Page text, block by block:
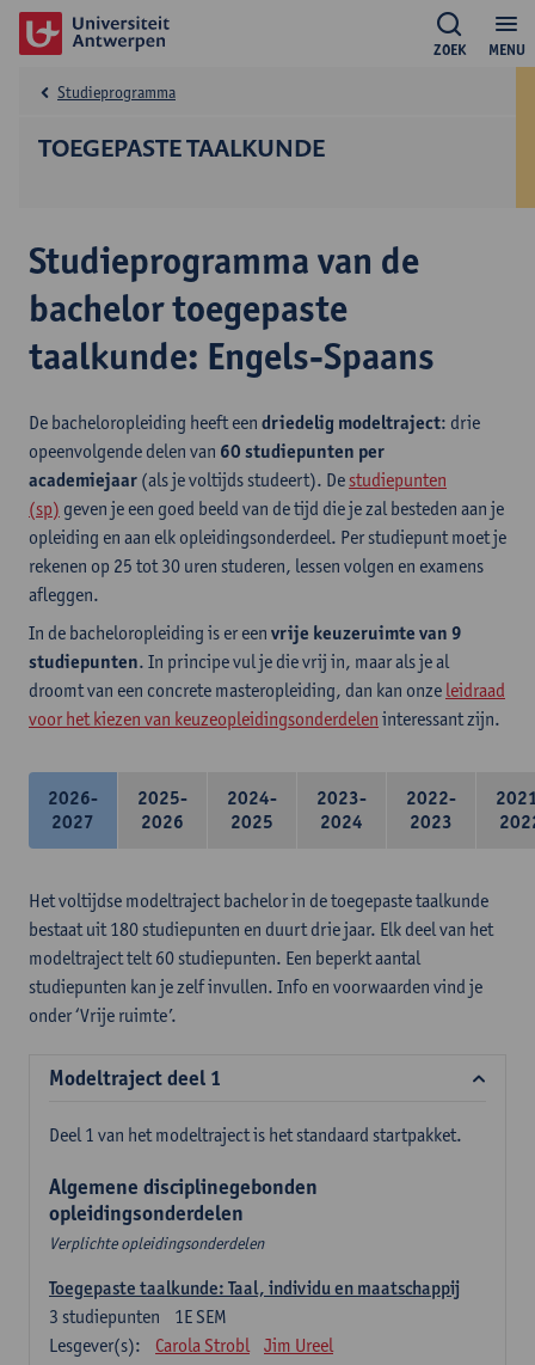
MENU
ZOEK
TOEGEPASTE TAALKUNDE
Studieprogramma
Studieprogramma van de
bachelor toegepaste
taalkunde: Engels-Spaans
De bacheloropleiding heeft een driedelig modeltraject: drie
opeenvolgende delen van 60 studiepunten per
academiejaar (als je voltijds studeert). De studiepunten
(sp) geven je een goed beeld van de tijd die je zal besteden aan je
opleiding en aan elk opleidingsonderdeel. Per studiepunt moet je
rekenen op 25 tot 30 uren studeren, lessen volgen en examens
afleggen.
In de bacheloropleiding is er een vrije keuzeruimte van 9
studiepunten. In principe vul je die vrij in, maar als je al
droomt van een concrete masteropleiding, dan kan onze leidraad
voor het kiezen van keuzeopleidingsonderdelen interessant zijn.
2026-
2027
2025-
2026
2024-
2025
2023-
2024
2022-
2023
Het voltijdse modeltraject bachelor in de toegepaste taalkunde
bestaat uit 180 studiepunten en duurt drie jaar. Elk deel van het
modeltraject telt 60 studiepunten. Een beperkt aantal
studiepunten kan je zelf invullen. Info en voorwaarden vind je
onder ‘Vrije ruimte’.
Modeltraject deel 1
Deel 1 van het modeltraject is het standaard startpakket.
Algemene disciplinegebonden
opleidingsonderdelen
Verplichte opleidingsonderdelen
Toegepaste taalkunde: Taal, individu en maatschappij
1E SEM
3 studiepunten
Lesgever(s):
Carola Strobl Jim Ureel